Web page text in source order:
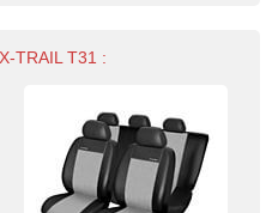
TRAIL T31 :